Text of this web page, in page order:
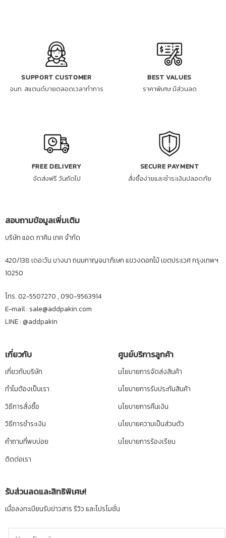
SUPPORT CUSTOMER
จนท. สแตนด์บายตลอดเวลาทำการ
BEST VALUES
ราคาพิเศษ มีส่วนลด
FREE DELIVERY
จัดส่งฟรี วันถัดไป
SECURE PAYMENT
สั่งซื้อง่ายและชำระเงินปลอดภัย
สอบถามข้อมูลเพิ่มเติม
บริษัท แอด ภาคิน เทค จำกัด
420/138 เดอะวัน บางนา ถนนกาญจนาภิเษก แขวงดอกไม้ เขตประเวศ กรุงเทพฯ
10250
โทร. 02-5507270 , 090-9563914
E-mail : sale@addpakin.com
LINE : @addpakin
เกี่ยวกับ
เกี่ยวกับบริษัท
ทำไมต้องเป็นเรา
วิธีการสั่งซื้อ
วิธีการชำระเงิน
คำถามที่พบบ่อย
ติดต่อเรา
ศูนย์บริการลูกค้า
นโยบายการจัดส่งสินค้า
นโยบายการรับประกันสินค้า
นโยบายการคืนเงิน
นโยบายความเป็นส่วนตัว
นโยบายการร้องเรียน
รับส่วนลดและสิทธิพิเศษ!
เมื่อลงทะเบียนรับข่าวสาร รีวิว และโปรโมชั่น